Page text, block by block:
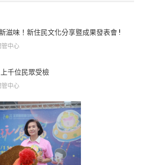
滋味！新住民文化分享暨成果發表會 !
管中心
千位民眾受檢
管中心